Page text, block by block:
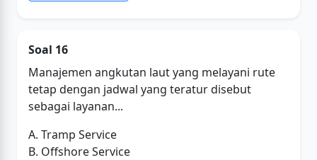
Soal 16
Manajemen angkutan laut yang melayani rute
tetap dengan jadwal yang teratur disebut
sebagai layanan...
A. Tramp Service
B. Offshore Service